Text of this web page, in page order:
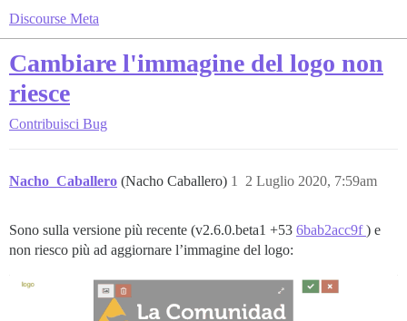
Discourse Meta
Cambiare l'immagine del logo non
riesce
Contribuisci Bug
Nacho_Caballero (Nacho Caballero) 2 Luglio 2020, 7:59am
1
Sono sulla versione più recente (v2.6.0.beta1 +53 6bab2acc9f) e
non riesco più ad aggiornare l’immagine del logo: